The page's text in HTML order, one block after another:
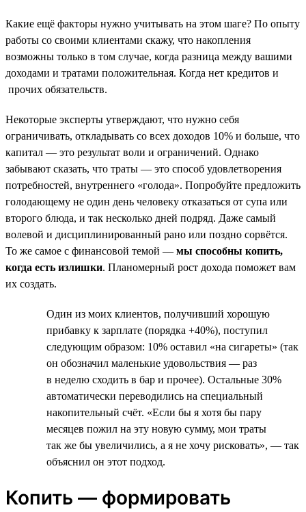
Какие ещё факторы нужно учитывать на этом шаге? По опыту
работы со своими клиентами скажу, что накопления
возможны только в том случае, когда разница между вашими
доходами и тратами положительная. Когда нет кредитов и
прочих обязательств.
Некоторые эксперты утверждают, что нужно себя
ограничивать, откладывать со всех доходов 10% и больше, что
капитал — это результат воли и ограничений. Однако
забывают сказать, что траты — это способ удовлетворения
потребностей, внутреннего «голода». Попробуйте предложить
голодающему не один день человеку отказаться от супа или
второго блюда, и так несколько дней подряд. Даже самый
волевой и дисциплинированный рано или поздно сорвётся.
То же самое с финансовой темой — мы способны копить,
когда есть излишки. Планомерный рост дохода поможет вам
их создать.
Один из моих клиентов, получивший хорошую
прибавку к зарплате (порядка +40%), поступил
следующим образом: 10% оставил «на сигареты» (так
он обозначил маленькие удовольствия — раз
в неделю сходить в бар и прочее). Остальные 30%
автоматически переводились на специальный
накопительный счёт. «Если бы я хотя бы пару
месяцев пожил на эту новую сумму, мои траты
так же бы увеличились, а я не хочу рисковать», — так
объяснил он этот подход.
Копить — формировать